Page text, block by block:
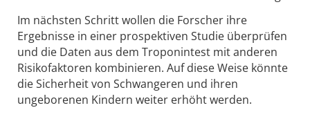
Im nächsten Schritt wollen die Forscher ihre
Ergebnisse in einer prospektiven Studie überprüfen
und die Daten aus dem Troponintest mit anderen
Risikofaktoren kombinieren. Auf diese Weise könnte
die Sicherheit von Schwangeren und ihren
ungeborenen Kindern weiter erhöht werden.